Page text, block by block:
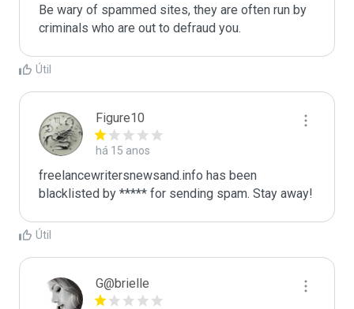
Be wary of spammed sites, they are often run by
criminals who are out to defraud you.
Útil
Figure10
há 15 anos
freelancewritersnewsand.info has been
blacklisted by ***** for sending spam. Stay away!
Útil
G@brielle